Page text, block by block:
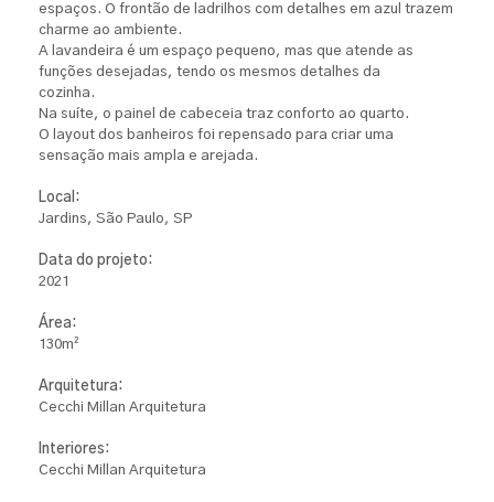
espaços. O frontão de ladrilhos com detalhes em azul trazem
charme ao ambiente.
A lavandeira é um espaço pequeno, mas que atende as
funções desejadas, tendo os mesmos detalhes da
cozinha.
Na suíte, o painel de cabeceia traz conforto ao quarto.
O layout dos banheiros foi repensado para criar uma
sensação mais ampla e arejada.
Local:
Jardins, São Paulo, SP
Data do projeto:
2021
Área:
130m²
Arquitetura:
Cecchi Millan Arquitetura
Interiores:
Cecchi Millan Arquitetura